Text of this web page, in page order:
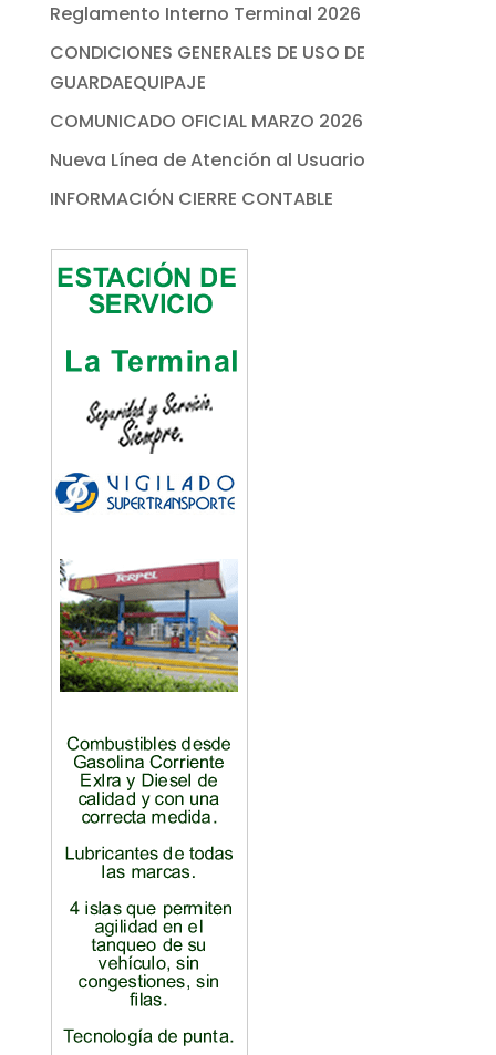
Reglamento Interno Terminal 2026
CONDICIONES GENERALES DE USO DE
GUARDAEQUIPAJE
COMUNICADO OFICIAL MARZO 2026
Nueva Línea de Atención al Usuario
INFORMACIÓN CIERRE CONTABLE